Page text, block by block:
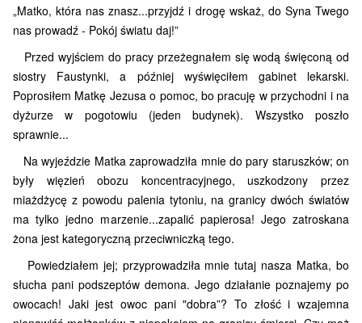
„Matko, która nas znasz...przyjdź i drogę wskaż, do Syna Twego
nas prowadź - Pokój światu daj!”
Przed wyjściem do pracy przeżegnałem się wodą święconą od
siostry Faustynki, a później wyświęciłem gabinet lekarski.
Poprosiłem Matkę Jezusa o pomoc, bo pracuję w przychodni i na
dyżurze w pogotowiu (jeden budynek). Wszystko poszło
sprawnie...
Na wyjeździe Matka zaprowadziła mnie do pary staruszków; on
były więzień obozu koncentracyjnego, uszkodzony przez
miażdżycę z powodu palenia tytoniu, na granicy dwóch światów
ma tylko jedno marzenie...zapalić papierosa! Jego zatroskana
żona jest kategoryczną przeciwniczką tego.
Powiedziałem jej; przyprowadziła mnie tutaj nasza Matka, bo
słucha pani podszeptów demona. Jego działanie poznajemy po
owocach! Jaki jest owoc pani "dobra”? To złość i wzajemna